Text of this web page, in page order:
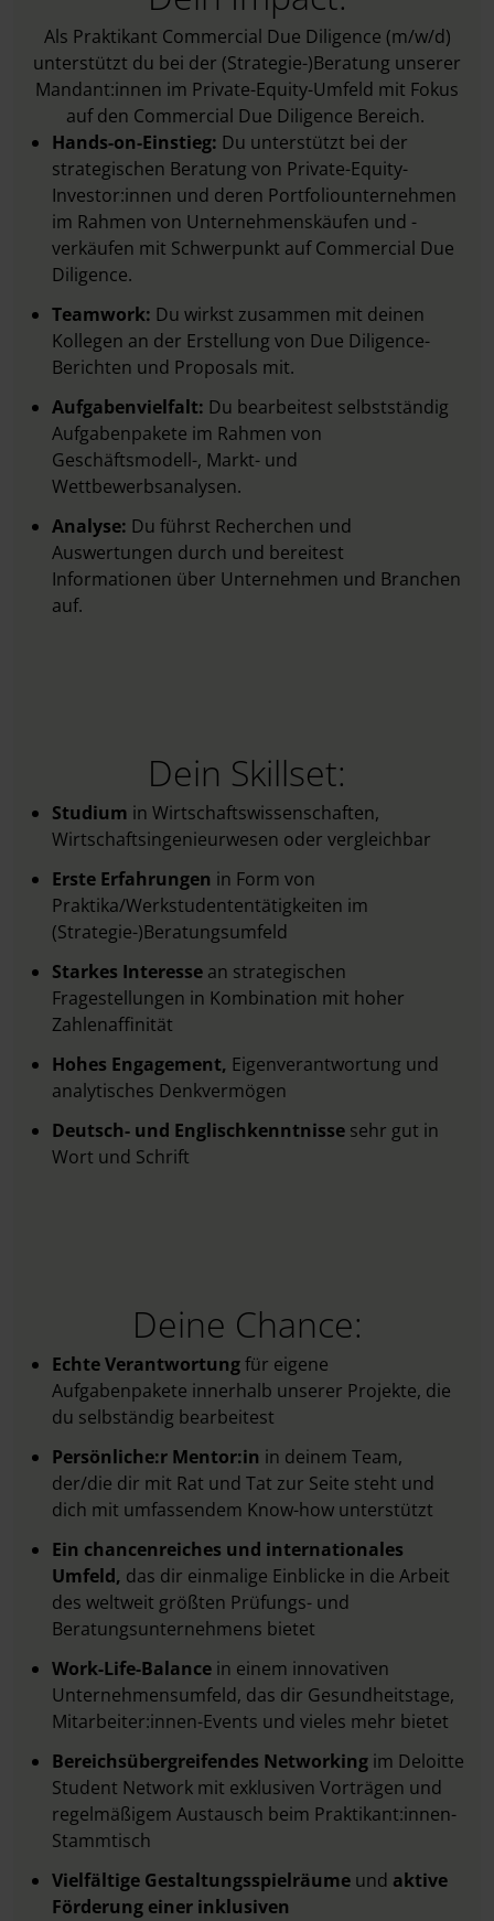
Als Praktikant Commercial Due Diligence (m/w/d)
unterstützt du bei der (Strategie-)Beratung unserer
Mandant:innen im Private-Equity-Umfeld mit Fokus
auf den Commercial Due Diligence Bereich.
Hands-on-Einstieg: Du unterstützt bei der
strategischen Beratung von Private-Equity-
Investor:innen und deren Portfoliounternehmen
im Rahmen von Unternehmenskäufen und -
verkäufen mit Schwerpunkt auf Commercial Due
Diligence.
Teamwork: Du wirkst zusammen mit deinen
Kollegen an der Erstellung von Due Diligence-
Berichten und Proposals mit.
Aufgabenvielfalt: Du bearbeitest selbstständig
Aufgabenpakete im Rahmen von
Geschäftsmodell-, Markt- und
Wettbewerbsanalysen.
Analyse: Du führst Recherchen und
Auswertungen durch und bereitest
Informationen über Unternehmen und Branchen
auf.
Dein Skillset:
Studium in Wirtschaftswissenschaften,
Wirtschaftsingenieurwesen oder vergleichbar
Erste Erfahrungen in Form von
Praktika/Werkstudententätigkeiten im
(Strategie-)Beratungsumfeld
Starkes Interesse an strategischen
Fragestellungen in Kombination mit hoher
Zahlenaffinität
Hohes Engagement, Eigenverantwortung und
analytisches Denkvermögen
Deutsch- und Englischkenntnisse sehr gut in
Wort und Schrift
Deine Chance:
Echte Verantwortungfür eigene
Aufgabenpakete innerhalb unserer Projekte, die
du selbständig bearbeitest
Persönliche:r Mentor:in in deinem Team,
der/die dir mit Rat und Tat zur Seite steht und
dich mit umfassendem Know-how unterstützt
Ein chancenreiches und internationales
Umfeld, das dir einmalige Einblicke in die Arbeit
des weltweit größten Prüfungs- und
Beratungsunternehmens bietet
Work-Life-Balance in einem innovativen
Unternehmensumfeld, das dir Gesundheitstage,
Mitarbeiter:innen-Events und vieles mehr bietet
Bereichsübergreifendes Networking im Deloitte
Student Network mit exklusiven Vorträgen und
regelmäßigem Austausch beim Praktikant:innen-
Stammtisch
Vielfältige Gestaltungsspielräume und aktive
Förderung einer inklusiven